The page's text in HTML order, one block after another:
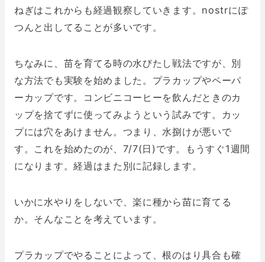
ねぎはこれからも経過観察していきます。nostrにぽ
つんと出してることが多いです。
ちなみに、苗を育てる時の水びたし戦法ですが、別
な方法でも実験を始めました。プラカップやペーパ
ーカップです。コンビニコーヒーを飲んだときのカ
ップを捨てずに使ってみようという試みです。カッ
プには穴をあけません。つまり、水捌けが悪いで
す。これを始めたのが、7/7(日)です。もうすぐ1週間
になります。経過はまた別に記録します。
いかに水やりをしないで、楽に種から苗に育てる
か。そんなことを考えています。
プラカップでやることによって、根のはり具合も確